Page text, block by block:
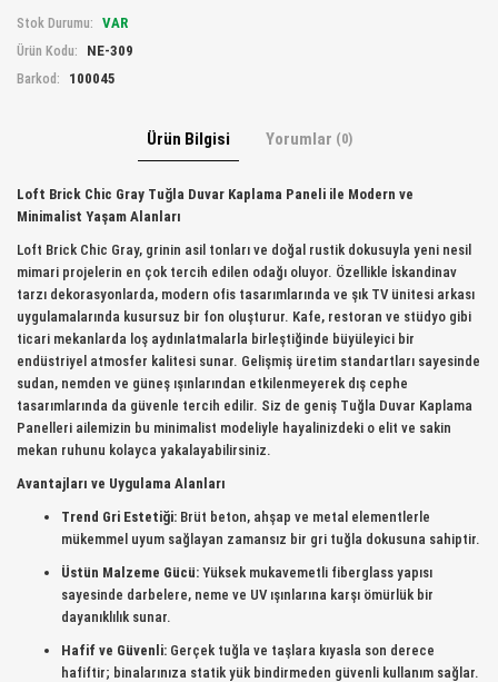
Stok Durumu: VAR
Ürün Kodu: NE-309
Barkod: 100045
Ürün Bilgisi Yorumlar (0)
Loft Brick Chic Gray Tuğla Duvar Kaplama Paneli ile Modern ve
Minimalist Yaşam Alanları
Loft Brick Chic Gray, grinin asil tonları ve doğal rustik dokusuyla yeni nesil
mimari projelerin en çok tercih edilen odağı oluyor. Özellikle İskandinav
tarzı dekorasyonlarda, modern ofis tasarımlarında ve şık TV ünitesi arkası
uygulamalarında kusursuz bir fon oluşturur. Kafe, restoran ve stüdyo gibi
ticari mekanlarda loş aydınlatmalarla birleştiğinde büyüleyici bir
endüstriyel atmosfer kalitesi sunar. Gelişmiş üretim standartları sayesinde
sudan, nemden ve güneş ışınlarından etkilenmeyerek dış cephe
tasarımlarında da güvenle tercih edilir. Siz de geniş Tuğla Duvar Kaplama
Panelleri ailemizin bu minimalist modeliyle hayalinizdeki o elit ve sakin
mekan ruhunu kolayca yakalayabilirsiniz.
Avantajları ve Uygulama Alanları
Trend Gri Estetiği: Brüt beton, ahşap ve metal elementlerle
mükemmel uyum sağlayan zamansız bir gri tuğla dokusuna sahiptir.
Üstün Malzeme Gücü: Yüksek mukavemetli fiberglass yapısı
sayesinde darbelere, neme ve UV ışınlarına karşı ömürlük bir
dayanıklılık sunar.
Hafif ve Güvenli: Gerçek tuğla ve taşlara kıyasla son derece
hafiftir; binalarınıza statik yük bindirmeden güvenli kullanım sağlar.